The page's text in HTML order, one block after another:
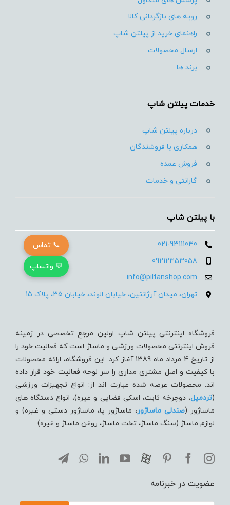
رویه های بازگردانی کالا
راهنمای خرید از پیلتن شاپ
ارسال محصولات
برند ها
خدمات پیلتن شاپ
درباره پیلتن شاپ
همکاری با فروشندگان
فروش عمده
گارانتی و خدمات
با پیلتن شاپ
021-93111030
09212353058
info@piltanshop.com
تهران، میدان آرژانتین، خیابان الوند، خیابان 35، پلاک 15
فروشگاه اینترنتی پیلتن شاپ اولین مرجع تخصصی در زمینه
فروش اینترنتی محصولات ورزشی و ماساژ است که فعالیت خود را
از تاریخ 4 مرداد ماه 1389 آغاز کرد. این فروشگاه، ارائه محصولات
با کیفیت و اصل مشتری مداری را سر لوحه فعالیت خود قرار داده
اند. محصولات عرضه شده عبارت اند از: انواع تجهیزات ورزشی
(تردميل، دوچرخه ثابت، اسکی فضایی و غیره)، انواع دستگاه های
ماساژور (صندلی ماساژور، ماساژور پا، ماساژور دستی و غیره) و
لوازم ماساژ (سنگ ماساژ، تخت ماساژ، روغن ماساژ و غیره)
عضویت در خبرنامه
📞 تماس
💬 واتساپ